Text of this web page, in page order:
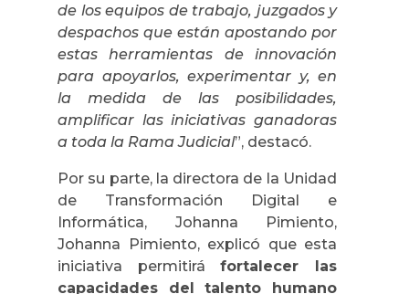
de los equipos de trabajo, juzgados y
despachos que están apostando por
estas herramientas de innovación
para apoyarlos, experimentar y, en
la medida de las posibilidades,
amplificar las iniciativas ganadoras
a toda la Rama Judicial”, destacó.
Por su parte, la directora de la Unidad
de Transformación Digital e
Informática, Johanna Pimiento,
Johanna Pimiento, explicó que esta
iniciativa permitiráfortalecer las
capacidades del talento humano